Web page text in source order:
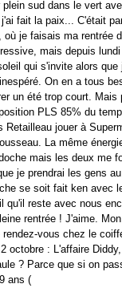
sud dans le vert
fait la paix... C'était
je faisais ma rentrée
mais depuis
qui s'invite alors que
On en a tous
un été trop court. Mais
PLS 85% du
Retailleau jouer à
La même
mais les deux me
je prendrai les gens
se soit fait ken avec
reste avec nous
rentrée ! J'aime.
vous chez le
octobre : L'affaire
? Parce que si on
ans (